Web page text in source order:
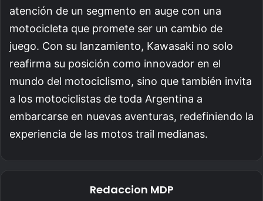
atención de un segmento en auge con una
motocicleta que promete ser un cambio de
juego. Con su lanzamiento, Kawasaki no solo
reafirma su posición como innovador en el
mundo del motociclismo, sino que también invita
a los motociclistas de toda Argentina a
embarcarse en nuevas aventuras, redefiniendo la
experiencia de las motos trail medianas.
Redaccion MDP